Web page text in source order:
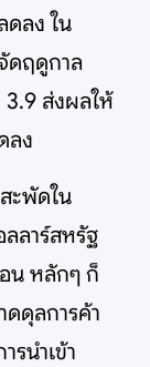
ดลง ใน
ดฤดูกาล
ส่งผลให้
ลง
ะพัดใน
ลาร์สหรัฐ
น หลักๆ ก็
ดดุลการค้า
รนำเข้า